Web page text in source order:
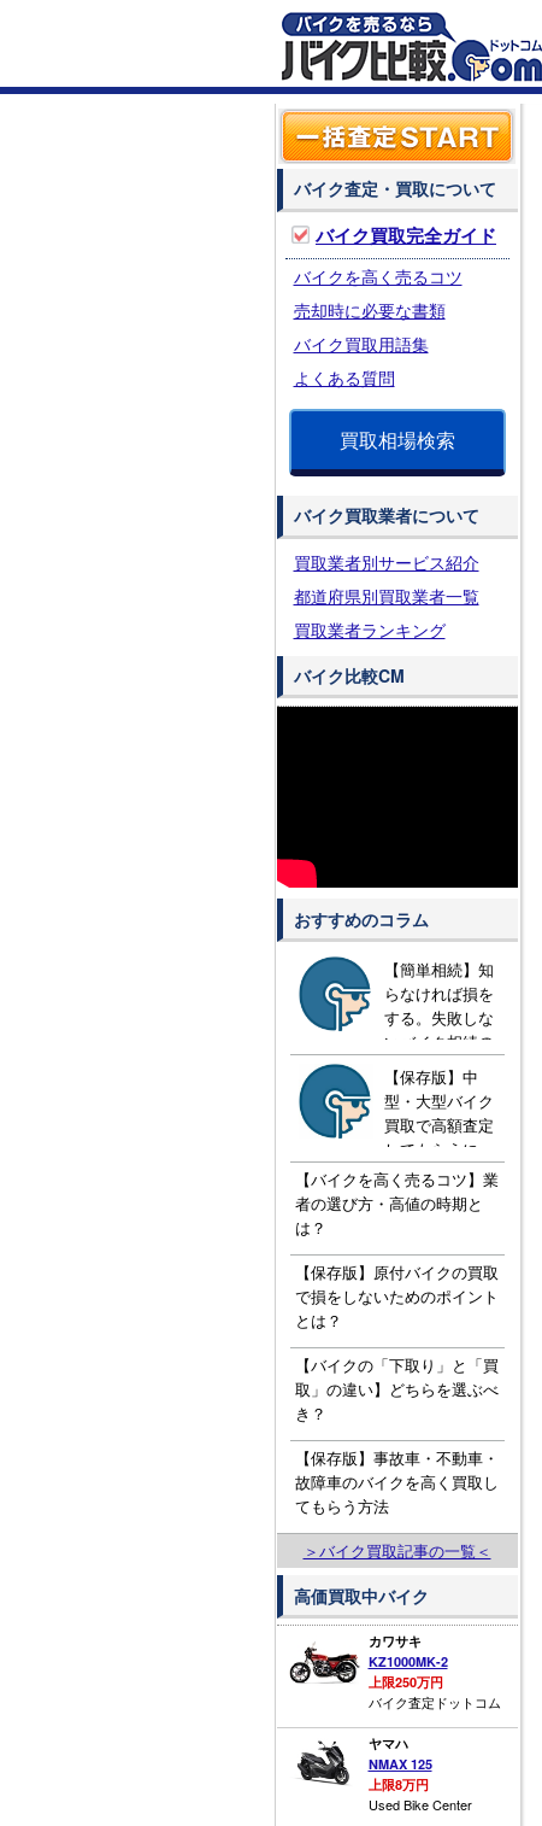
バイク査定・買取について
バイク買取完全ガイド
バイクを高く売るコツ
売却時に必要な書類
バイク買取用語集
よくある質問
買取相場検索
バイク買取業者について
買取業者別サービス紹介
都道府県別買取業者一覧
買取業者ランキング
バイク比較CM
おすすめのコラム
【簡単相続】知
らなければ損を
する。失敗しな
いバイク相続の
方法とは？
【保存版】中
型・大型バイク
買取で高額査定
してもらうに
は！？知ってお
きたい３つの知
【バイクを高く売るコツ】業
者の選び方・高値の時期と
は？
【保存版】原付バイクの買取
で損をしないためのポイント
とは？
【バイクの「下取り」と「買
取」の違い】どちらを選ぶべ
き？
【保存版】事故車・不動車・
故障車のバイクを高く買取し
てもらう方法
＞バイク買取記事の一覧＜
高価買取中バイク
カワサキ
KZ1000MK-2
上限250万円
バイク査定ドットコム
ヤマハ
NMAX 125
上限8万円
Used Bike Center